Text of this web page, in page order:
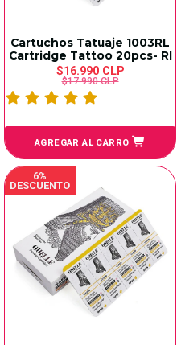
Cartuchos Tatuaje 1003RL
Cartridge Tattoo 20pcs- Rl
$16.990 CLP
$17.990 CLP
AGREGAR AL CARRO
6%
DESCUENTO